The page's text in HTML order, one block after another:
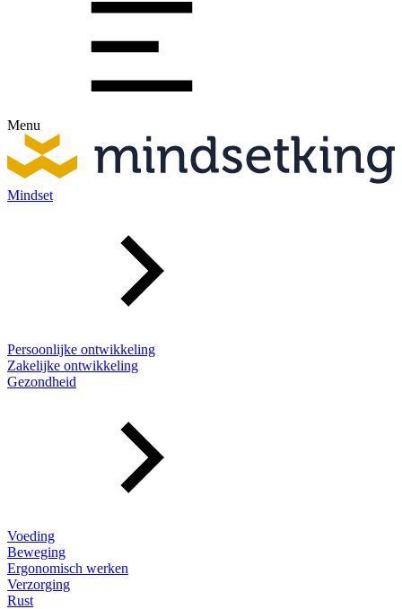
Menu
Mindset
Persoonlijke ontwikkeling
Zakelijke ontwikkeling
Gezondheid
Voeding
Beweging
Ergonomisch werken
Verzorging
Rust